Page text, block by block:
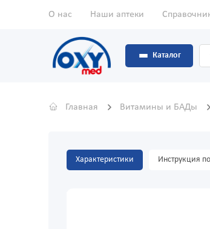
О нас Наши аптеки
Каталог
Главная Витамины и БАДы
Характеристики Инструкция